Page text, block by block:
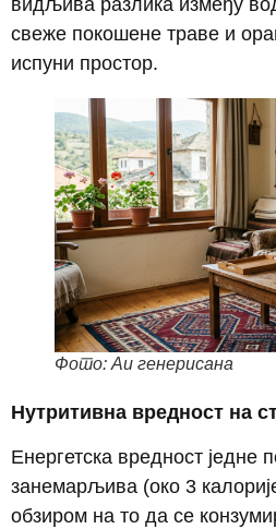
свеже покошене траве и
испуни простор.
Фото: Аи генерисана
Нутритивна вредност на
Енергетска вредност једне
занемарљива (око 3
обзиром на то да се